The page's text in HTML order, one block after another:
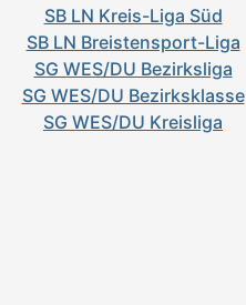
SB LN Kreis-Liga Süd
SB LN Breistensport-Liga
SG WES/DU Bezirksliga
SG WES/DU Bezirksklasse
SG WES/DU Kreisliga